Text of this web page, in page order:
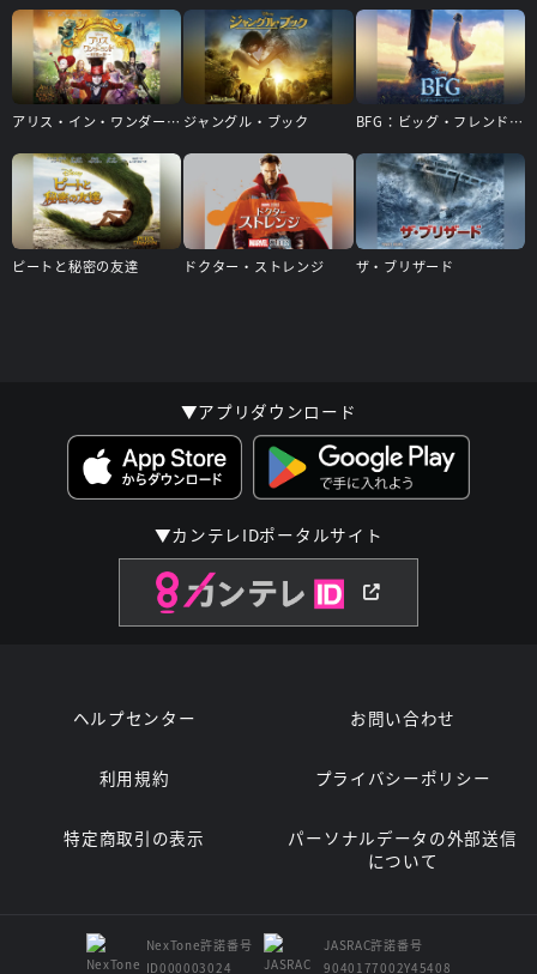
アリス・イン・ワンダーランド/時間の旅 ジャングル・ブック BFG：ビッグ・フレンドリー・ジャイアント
ピートと秘密の友達 ドクター・ストレンジ ザ・ブリザード
▼アプリダウンロード
▼カンテレIDポータルサイト
ヘルプセンター お問い合わせ
利用規約 プライバシーポリシー
特定商取引の表示
パーソナルデータの外部送信
について
NexTone許諾番号
ID000003024
JASRAC許諾番号
9040177002Y45408